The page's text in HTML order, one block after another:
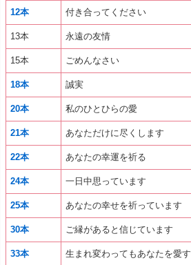
12本 付き合ってください
13本 永遠の友情
15本 ごめんなさい
18本 誠実
20本 私のひとひらの愛
21本 あなただけに尽くします
22本 あなたの幸運を祈る
24本 一日中思っています
25本 あなたの幸せを祈っています
30本 ご縁があると信じています
33本 生まれ変わってもあなたを愛す